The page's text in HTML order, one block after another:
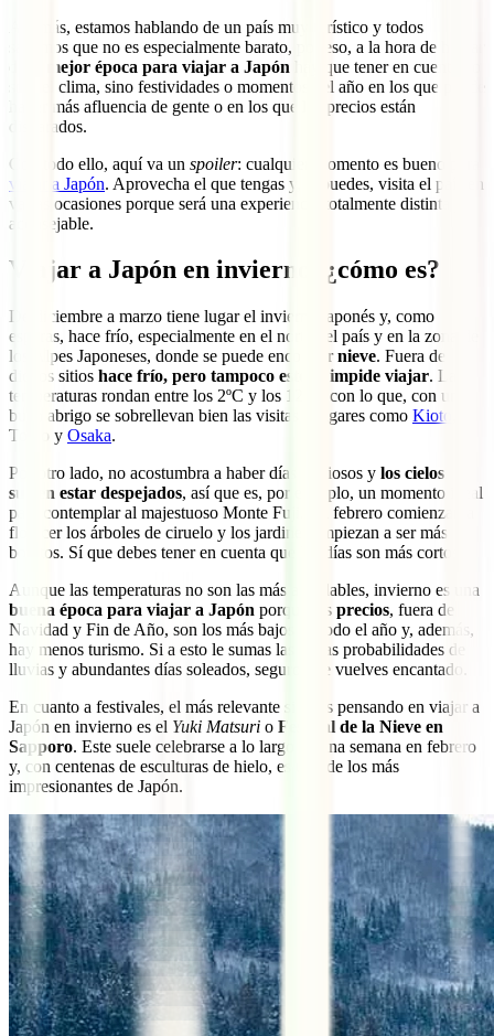
Además, estamos hablando de un país muy turístico y todos
sabemos que no es especialmente barato, por eso, a la hora de hablar
mejor época para viajar a Japón hay que tener en cuenta no
solo el clima, sino festividades o momentos del año en los que puede
haber más afluencia de gente o en los que los precios están
disparados.
Con todo ello, aquí va un spoiler: cualquier momento es bueno para
viajar a Japón. Aprovecha el que tengas y, si puedes, visita el país en
varias ocasiones porque será una experiencia totalmente distinta y
aconsejable.
Viajar a Japón en invierno, ¿cómo es?
De diciembre a marzo tiene lugar el invierno japonés y, como
esperas, hace frío, especialmente en el norte del país y en la zona de
los Alpes Japoneses, donde se puede encontrarnieve. Fuera de
dichos sitios hace frío, pero tampoco esto te impide viajar. Las
temperaturas rondan entre los 2ºC y los 12ºC, con lo que, con un
buen abrigo se sobrellevan bien las visitas a lugares como Kioto
Tokio y Osaka.
Por otro lado, no acostumbra a haber días lluviosos y los cielos
suelen estar despejados, así que es, por ejemplo, un momento ideal
para contemplar al majestuoso Monte Fuji. En febrero comienzan a
florecer los árboles de ciruelo y los jardines empiezan a ser más
bonitos. Sí que debes tener en cuenta que los días son más cortos.
Aunque las temperaturas no son las más agradables, invierno es una
buena época para viajar a Japón porque los precios, fuera de
Navidad y Fin de Año, son los más bajos de todo el año y, además,
hay menos turismo. Si a esto le sumas las pocas probabilidades de
lluvias y abundantes días soleados, seguro que vuelves encantado.
En cuanto a festivales, el más relevante si estás pensando en viajar a
Japón en invierno es el Yuki Matsuri o Festival de la Nieve en
Sapporo. Este suele celebrarse a lo largo de una semana en febrero
y, con centenas de esculturas de hielo, es uno de los más
impresionantes de Japón.